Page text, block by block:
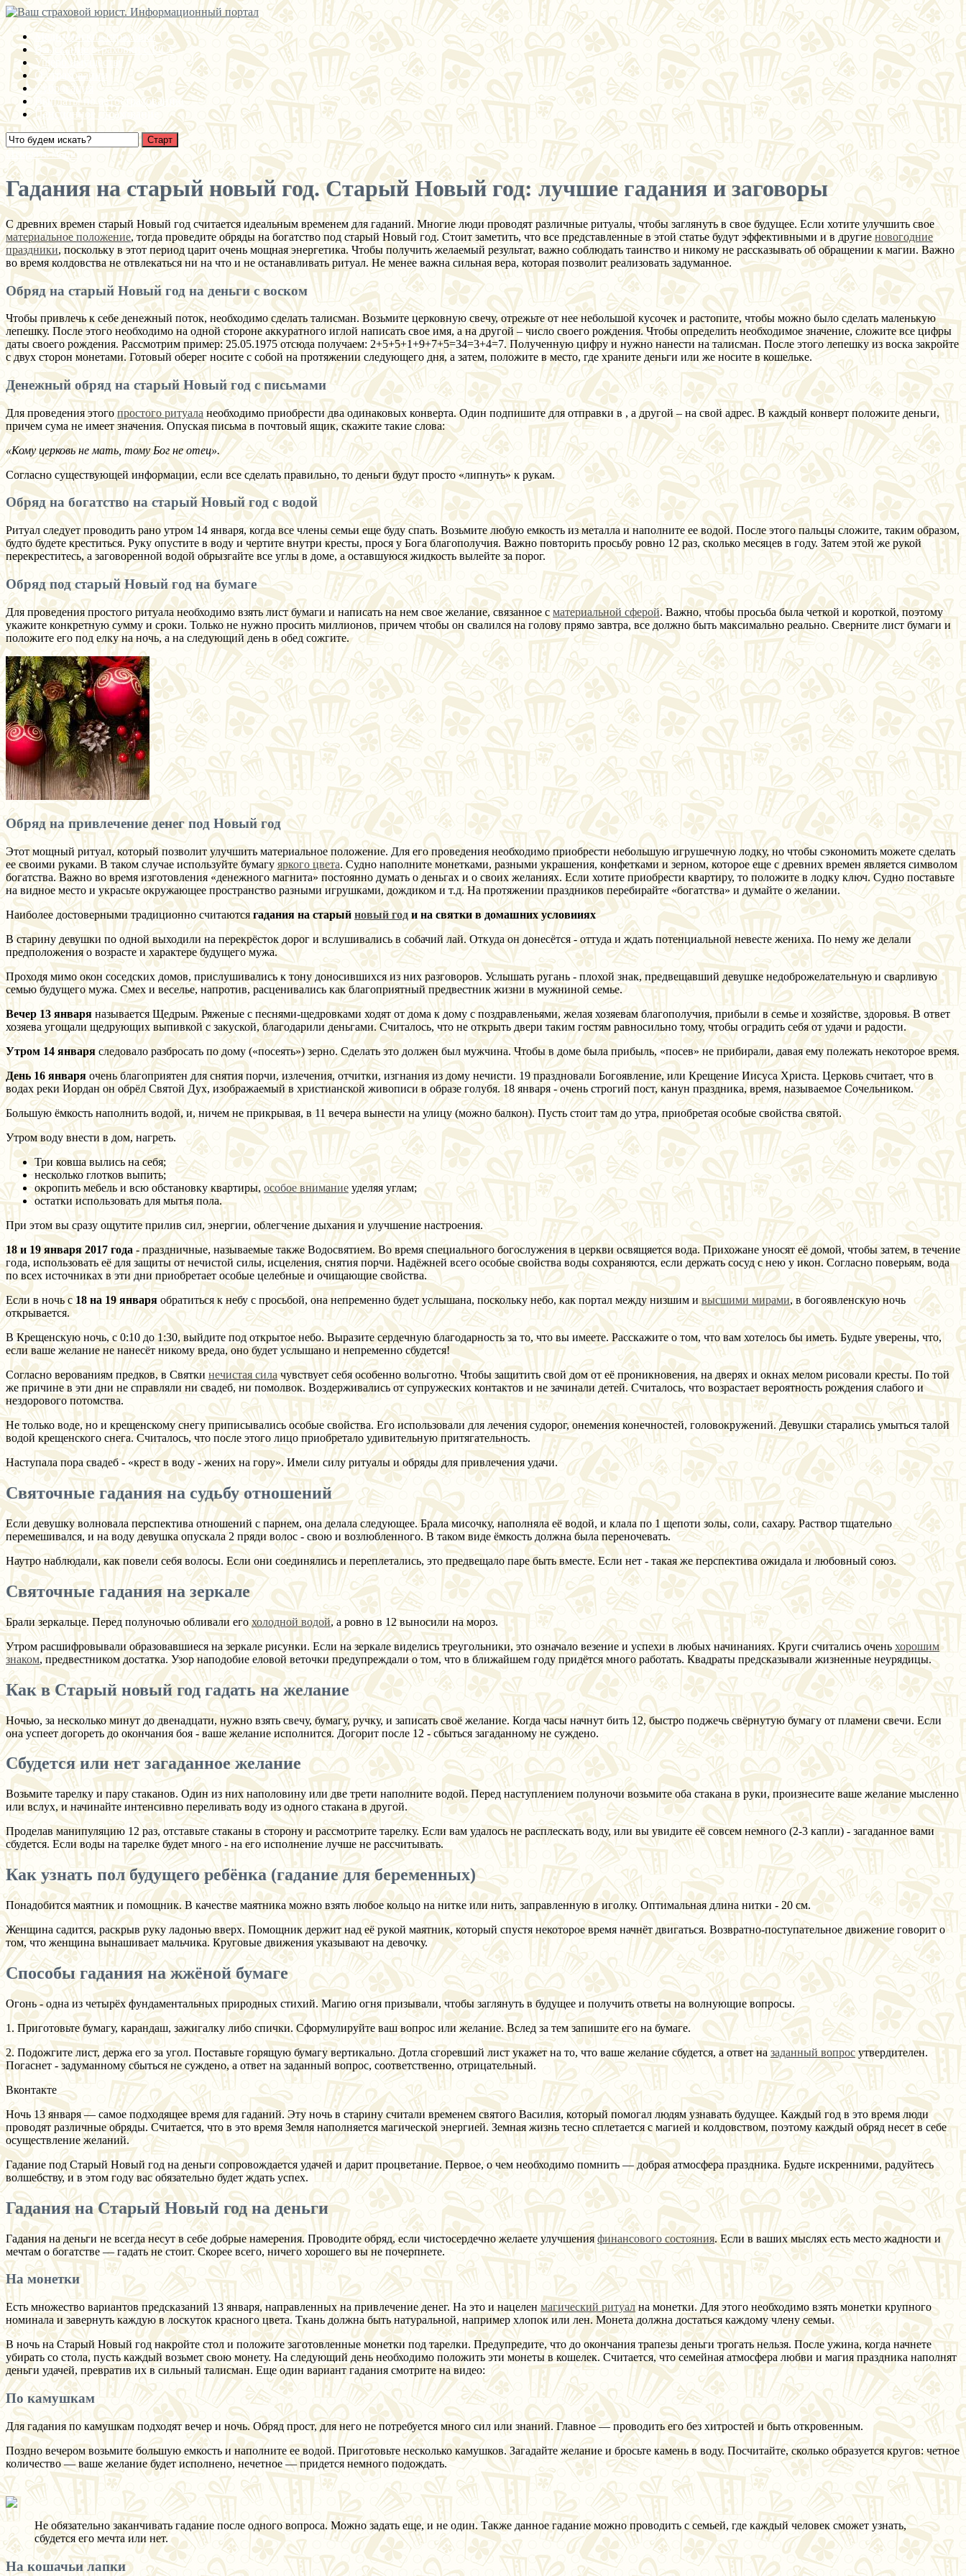
Медицинские страховки
Взыскание страховки с РСА
Ущерб имуществу
О страховании
Суброгация
Выплаты по автострахованию
Пенсионное страхование
Открыть меню
Гадания на старый новый год. Старый Новый год: лучшие гадания и заговоры
С древних времен старый Новый год считается идеальным временем для гаданий. Многие люди проводят различные ритуалы, чтобы заглянуть в свое будущее. Если хотите улучшить свое
материальное положение, тогда проведите обряды на богатство под старый Новый год. Стоит заметить, что все представленные в этой статье будут эффективными и в другиеновогодние
праздники, поскольку в этот период царит очень мощная энергетика. Чтобы получить желаемый результат, важно соблюдать таинство и никому не рассказывать об обращении к магии. Важно
во время колдовства не отвлекаться ни на что и не останавливать ритуал. Не менее важна сильная вера, которая позволит реализовать задуманное.
Обряд на старый Новый год на деньги с воском
Чтобы привлечь к себе денежный поток, необходимо сделать талисман. Возьмите церковную свечу, отрежьте от нее небольшой кусочек и растопите, чтобы можно было сделать маленькую
лепешку. После этого необходимо на одной стороне аккуратного иглой написать свое имя, а на другой – число своего рождения. Чтобы определить необходимое значение, сложите все цифры
даты своего рождения. Рассмотрим пример: 25.05.1975 отсюда получаем: 2+5+5+1+9+7+5=34=3+4=7. Полученную цифру и нужно нанести на талисман. После этого лепешку из воска закройте
с двух сторон монетами. Готовый оберег носите с собой на протяжении следующего дня, а затем, положите в место, где храните деньги или же носите в кошельке.
Денежный обряд на старый Новый год с письмами
Для проведения этогопростого ритуала необходимо приобрести два одинаковых конверта. Один подпишите для отправки в , а другой – на свой адрес. В каждый конверт положите деньги,
причем сума не имеет значения. Опуская письма в почтовый ящик, скажите такие слова:
«Кому церковь не мать, тому Бог не отец».
Согласно существующей информации, если все сделать правильно, то деньги будут просто «липнуть» к рукам.
Обряд на богатство на старый Новый год с водой
Ритуал следует проводить рано утром 14 января, когда все члены семьи еще буду спать. Возьмите любую емкость из металла и наполните ее водой. После этого пальцы сложите, таким образом,
будто будете креститься. Руку опустите в воду и чертите внутри кресты, прося у Бога благополучия. Важно повторить просьбу ровно 12 раз, сколько месяцев в году. Затем этой же рукой
перекреститесь, а заговоренной водой обрызгайте все углы в доме, а оставшуюся жидкость вылейте за порог.
Обряд под старый Новый год на бумаге
Для проведения простого ритуала необходимо взять лист бумаги и написать на нем свое желание, связанное с материальной сферой. Важно, чтобы просьба была четкой и короткой, поэтому
укажите конкретную сумму и сроки. Только не нужно просить миллионов, причем чтобы он свалился на голову прямо завтра, все должно быть максимально реально. Сверните лист бумаги и
положите его под елку на ночь, а на следующий день в обед сожгите.
Обряд на привлечение денег под Новый год
Этот мощный ритуал, который позволит улучшить материальное положение. Для его проведения необходимо приобрести небольшую игрушечную лодку, но чтобы сэкономить можете сделать
ее своими руками. В таком случае используйте бумагуяркого цвета. Судно наполните монетками, разными украшения, конфетками и зерном, которое еще с древних времен является символом
богатства. Важно во время изготовления «денежного магнита» постоянно думать о деньгах и о своих желаниях. Если хотите приобрести квартиру, то положите в лодку ключ. Судно поставьте
на видное место и украсьте окружающее пространство разными игрушками, дождиком и т.д. На протяжении праздников перебирайте «богатства» и думайте о желании.
Наиболее достоверными традиционно считаютсягадания на старый новый годи на святки в домашних условииях
В старину девушки по одной выходили на перекрёсток дорог и вслушивались в собачий лай. Откуда он донесётся - оттуда и ждать потенциальной невесте жениха. По нему же делали
предположения о возрасте и характере будущего мужа.
Проходя мимо окон соседских домов, прислушивались к тону доносившихся из них разговоров. Услышать ругань - плохой знак, предвещавший девушке недоброжелательную и сварливую
семью будущего мужа. Смех и веселье, напротив, расценивались как благоприятный предвестник жизни в мужниной семье.
Вечер 13 января называется Щедрым. Ряженые с песнями-щедровками ходят от дома к дому с поздравленьями, желая хозяевам благополучия, прибыли в семье и хозяйстве, здоровья. В ответ
хозяева угощали щедрующих выпивкой с закуской, благодарили деньгами. Считалось, что не открыть двери таким гостям равносильно тому, чтобы оградить себя от удачи и радости.
Утром 14 января следовало разбросать по дому («посеять») зерно. Сделать это должен был мужчина. Чтобы в доме была прибыль, «посев» не прибирали, давая ему полежать некоторое время.
День 16 января очень благоприятен для снятия порчи, излечения, отчитки, изгнания из дому нечисти. 19 праздновали Богоявление, или Крещение Иисуса Христа. Церковь считает, что в
водах реки Иордан он обрёл Святой Дух, изображаемый в христианской живописи в образе голубя. 18 января - очень строгий пост, канун праздника, время, называемое Сочельником.
Большую ёмкость наполнить водой, и, ничем не прикрывая, в 11 вечера вынести на улицу (можно балкон). Пусть стоит там до утра, приобретая особые свойства святой.
Утром воду внести в дом, нагреть.
Три ковша вылись на себя;
несколько глотков выпить;
окропить мебель и всю обстановку квартиры, особое внимание уделяя углам;
остатки использовать для мытья пола.
При этом вы сразу ощутите прилив сил, энергии, облегчение дыхания и улучшение настроения.
18 и 19 января 2017 года - праздничные, называемые также Водосвятием. Во время специального богослужения в церкви освящяется вода. Прихожане уносят её домой, чтобы затем, в течение
года, использовать её для защиты от нечистой силы, исцеления, снятия порчи. Надёжней всего особые свойства воды сохраняются, если держать сосуд с нею у икон. Согласно поверьям, вода
по всех источниках в эти дни приобретает особые целебные и очищающие свойства.
Если в ночь с18 на 19 января обратиться к небу с просьбой, она непременно будет услышана, поскольку небо, как портал между низшим ивысшими мирами, в богоявленскую ночь
открывается.
В Крещенскую ночь, с 0:10 до 1:30, выйдите под открытое небо. Выразите сердечную благодарность за то, что вы имеете. Расскажите о том, что вам хотелось бы иметь. Будьте уверены, что,
если ваше желание не нанесёт никому вреда, оно будет услышано и непременно сбудется!
Согласно верованиям предков, в Святки нечистая силачувствует себя особенно вольготно. Чтобы защитить свой дом от её проникновения, на дверях и окнах мелом рисовали кресты. По той
же причине в эти дни не справляли ни свадеб, ни помолвок. Воздерживались от супружеских контактов и не зачинали детей. Считалось, что возрастает вероятность рождения слабого и
нездорового потомства.
Не только воде, но и крещенскому снегу приписывались особые свойства. Его использовали для лечения судорог, онемения конечностей, головокружений. Девушки старались умыться талой
водой крещенского снега. Считалось, что после этого лицо приобретало удивительную притягательность.
Наступала пора свадеб - «крест в воду - жених на гору». Имели силу ритуалы и обряды для привлечения удачи.
Святочные гадания на судьбу отношений
Если девушку волновала перспектива отношений с парнем, она делала следующее. Брала мисочку, наполняла её водой, и клала по 1 щепоти золы, соли, сахару. Раствор тщательно
перемешивался, и на воду девушка опускала 2 пряди волос - свою и возлюбленного. В таком виде ёмкость должна была переночевать.
Наутро наблюдали, как повели себя волосы. Если они соединялись и переплетались, это предвещало паре быть вместе. Если нет - такая же перспектива ожидала и любовный союз.
Святочные гадания на зеркале
Брали зеркальце. Перед полуночью обливали егохолодной водой, а ровно в 12 выносили на мороз.
Утром расшифровывали образовавшиеся на зеркале рисунки. Если на зеркале виделись треугольники, это означало везение и успехи в любых начинаниях. Круги считались очень хорошим
знаком, предвестником достатка. Узор наподобие еловой веточки предупреждали о том, что в ближайшем году придётся много работать. Квадраты предсказывали жизненные неурядицы.
Как в Старый новый год гадать на желание
Ночью, за несколько минут до двенадцати, нужно взять свечу, бумагу, ручку, и записать своё желание. Когда часы начнут бить 12, быстро поджечь свёрнутую бумагу от пламени свечи. Если
она успеет догореть до окончания боя - ваше желание исполнится. Догорит после 12 - сбыться загаданному не суждено.
Сбудется или нет загаданное желание
Возьмите тарелку и пару стаканов. Один из них наполовину или две трети наполните водой. Перед наступлением полуночи возьмите оба стакана в руки, произнесите ваше желание мысленно
или вслух, и начинайте интенсивно переливать воду из одного стакана в другой.
Проделав манипуляцию 12 раз, отставьте стаканы в сторону и рассмотрите тарелку. Если вам удалось не расплескать воду, или вы увидите её совсем немного (2-3 капли) - загаданное вами
сбудется. Если воды на тарелке будет много - на его исполнение лучше не рассчитывать.
Как узнать пол будущего ребёнка (гадание для беременных)
Понадобится маятник и помощник. В качестве маятника можно взять любое кольцо на нитке или нить, заправленную в иголку. Оптимальная длина нитки - 20 см.
Женщина садится, раскрыв руку ладонью вверх. Помощник держит над её рукой маятник, который спустя некоторое время начнёт двигаться. Возвратно-поступательное движение говорит о
том, что женщина вынашивает мальчика. Круговые движения указывают на девочку.
Способы гадания на жжёной бумаге
Огонь - одна из четырёх фундаментальных природных стихий. Магию огня призывали, чтобы заглянуть в будущее и получить ответы на волнующие вопросы.
1. Приготовьте бумагу, карандаш, зажигалку либо спички. Сформулируйте ваш вопрос или желание. Вслед за тем запишите его на бумаге.
2. Подожгите лист, держа его за угол. Поставьте горящую бумагу вертикально. Дотла сгоревший лист укажет на то, что ваше желание сбудется, а ответ на заданный вопросутвердителен.
Погаснет - задуманному сбыться не суждено, а ответ на заданный вопрос, соответственно, отрицательный.
Вконтакте
Ночь 13 января — самое подходящее время для гаданий. Эту ночь в старину считали временем святого Василия, который помогал людям узнавать будущее. Каждый год в это время люди
проводят различные обряды. Считается, что в это время Земля наполняется магической энергией. Земная жизнь тесно сплетается с магией и колдовством, поэтому каждый обряд несет в себе
осуществление желаний.
Гадание под Старый Новый год на деньги сопровождается удачей и дарит процветание. Первое, о чем необходимо помнить — добрая атмосфера праздника. Будьте искренними, радуйтесь
волшебству, и в этом году вас обязательно будет ждать успех.
Гадания на Старый Новый год на деньги
Гадания на деньги не всегда несут в себе добрые намерения. Проводите обряд, если чистосердечно желаете улучшенияфинансового состояния. Если в ваших мыслях есть место жадности и
мечтам о богатстве — гадать не стоит. Скорее всего, ничего хорошего вы не почерпнете.
На монетки
Есть множество вариантов предсказаний 13 января, направленных на привлечение денег. На это и нацелен магический ритуална монетки. Для этого необходимо взять монетки крупного
номинала и завернуть каждую в лоскуток красного цвета. Ткань должна быть натуральной, например хлопок или лен. Монета должна достаться каждому члену семьи.
В ночь на Старый Новый год накройте стол и положите заготовленные монетки под тарелки. Предупредите, что до окончания трапезы деньги трогать нельзя. После ужина, когда начнете
убирать со стола, пусть каждый возьмет свою монету. На следующий день необходимо положить эти монеты в кошелек. Считается, что семейная атмосфера любви и магия праздника наполнят
деньги удачей, превратив их в сильный талисман. Еще один вариант гадания смотрите на видео:
По камушкам
Для гадания по камушкам подходят вечер и ночь. Обряд прост, для него не потребуется много сил или знаний. Главное — проводить его без хитростей и быть откровенным.
Поздно вечером возьмите большую емкость и наполните ее водой. Приготовьте несколько камушков. Загадайте желание и бросьте камень в воду. Посчитайте, сколько образуется кругов: четное
количество — ваше желание будет исполнено, нечетное — придется немного подождать.
Не обязательно заканчивать гадание после одного вопроса. Можно задать еще, и не один. Также данное гадание можно проводить с семьей, где каждый человек сможет узнать,
сбудется его мечта или нет.
На кошачьи лапки